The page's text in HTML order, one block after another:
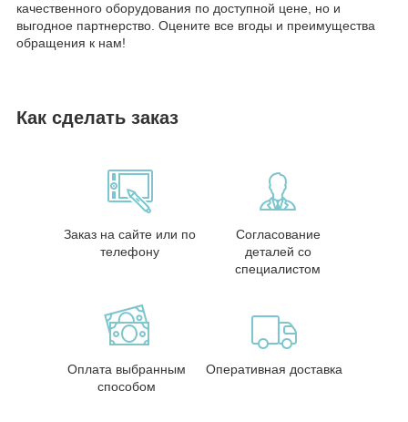
качественного оборудования по доступной цене, но и
выгодное партнерство. Оцените все вгоды и преимущества
обращения к нам!
Как сделать заказ
Заказ на сайте или по
телефону
Согласование
деталей со
специалистом
Оплата выбранным
способом
Оперативная доставка